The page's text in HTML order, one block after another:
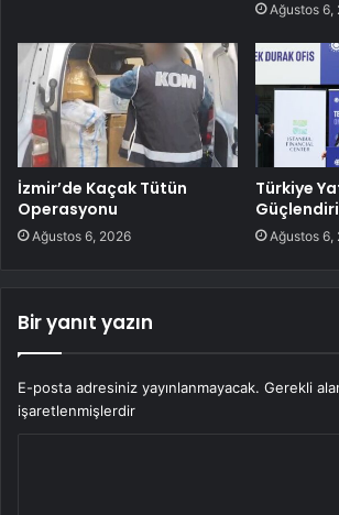
Ağustos 6,
İzmir’de Kaçak Tütün
Operasyonu
Ağustos 6, 2026
Türkiye
Ağustos 6,
Bir yanıt yazın
E-posta adresiniz yayınlanmayacak. Gerekli
işaretlenmişlerdir